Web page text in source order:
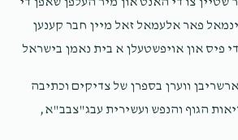
חבירים
$0 $10,000
פאר אלעמאל זאל מיין חבר קענען
פיס און אויפשטעלן א בית נאמן בישראל
ווערן בספרן של צדיקים וכתיבה
הגוף והנפש ועשירית עבג"צבב"א,